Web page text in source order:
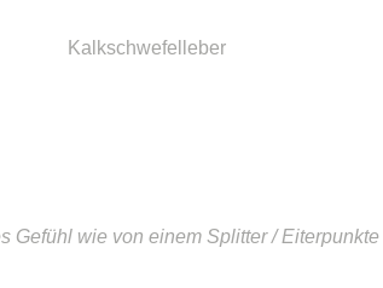
Kalkschwefelleber
Gefühl wie von einem Splitter /